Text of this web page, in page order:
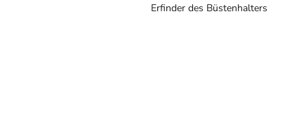
Erfinder des Büstenhalters